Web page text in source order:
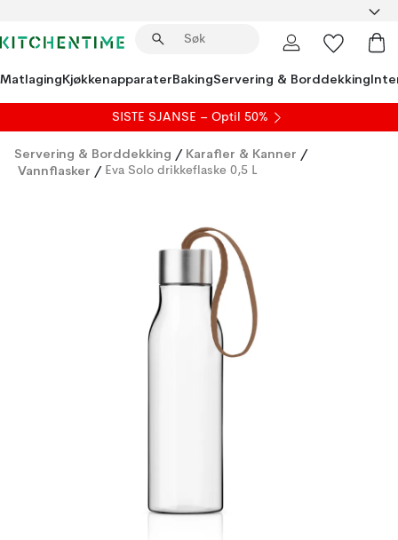
MatlagingKjøkkenapparaterBakingServering & Borddekking
SISTE SJANSE – Optil 50%
Servering & Borddekking / Karafler & Kanner /
Vannflasker / Eva Solo drikkeflaske 0,5 L